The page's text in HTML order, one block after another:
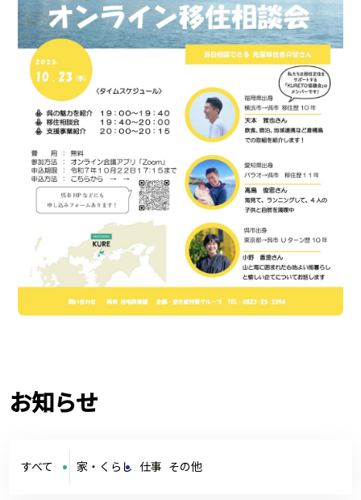
お知らせ
すべて 家・くらし 仕事 その他